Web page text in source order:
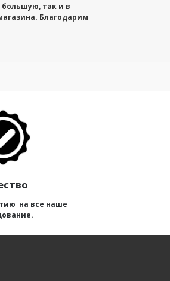
большую, так и в
Благодарим
на все наше